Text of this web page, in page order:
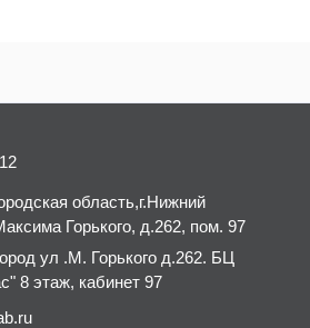
область,г.Нижний
Горького, д.262, пом. 97
ул .М. Горького д.262. БЦ
8 этаж, кабинет 97